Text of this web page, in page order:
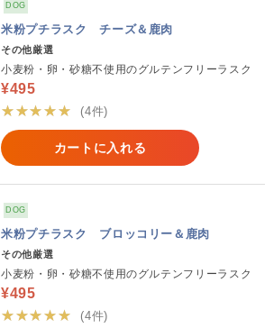
DOG
米粉プチラスク チーズ＆鹿肉
その他厳選
小麦粉・卵・砂糖不使用のグルテンフリーラスク
¥495
★★★★★
(4件)
カートに入れる
DOG
米粉プチラスク ブロッコリー＆鹿肉
その他厳選
小麦粉・卵・砂糖不使用のグルテンフリーラスク
¥495
★★★★★
(4件)